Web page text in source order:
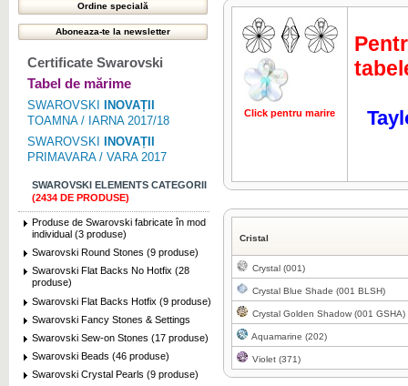
Certificate Swarovski
Tabel de mărime
SWAROVSKI
INOVAȚII
TOAMNA / IARNA 2017/18
SWAROVSKI
INOVAȚII
PRIMAVARA / VARA 2017
SWAROVSKI ELEMENTS CATEGORII
(2434 DE PRODUSE)
Produse de Swarovski fabricate în mod
individual (3 produse)
Swarovski Round Stones (9 produse)
Swarovski Flat Backs No Hotfix (28
produse)
Swarovski Flat Backs Hotfix (9 produse)
Swarovski Fancy Stones & Settings
Swarovski Sew-on Stones (17 produse)
Swarovski Beads (46 produse)
Swarovski Crystal Pearls (9 produse)
Click pentru marire Click pentru
Cristal
Crystal (001)
Crystal Blue Shade (001 BLSH)
Crystal Golden Shadow (001 GSHA)
Aquamarine (202)
Violet (371)